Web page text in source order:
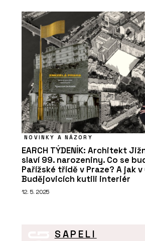
NOVINKY A NÁZORY
EARCH TÝDENÍK: Architekt
slaví 99. narozeniny. Co se
Pařížské třídě v Praze? A jak v
Budějovicích kutili interiér
12. 5. 2025
SAPELI